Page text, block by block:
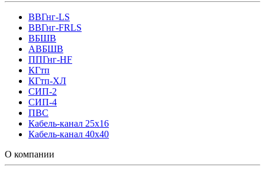
ВВГнг-LS
ВВГнг-FRLS
ВБШВ
АВБШВ
ППГнг-HF
КГтп
КГтп-ХЛ
СИП-2
СИП-4
ПВС
Кабель-канал 25х16
Кабель-канал 40х40
О компании